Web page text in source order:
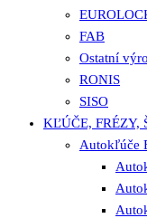
FAB
Ostatní
RONIS
SISO
KĽÚČE, FRÉZY,
Autokľúče